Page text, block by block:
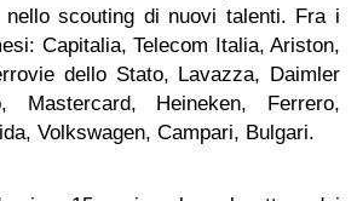
scouting di nuovi talenti. Fra i
Capitalia, Telecom Italia, Ariston,
dello Stato, Lavazza, Daimler
Mastercard, Heineken, Ferrero,
Volkswagen, Campari, Bulgari.